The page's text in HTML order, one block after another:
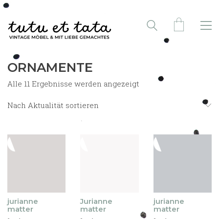
ORNAMENTE
Alle 11 Ergebnisse werden angezeigt
Nach Aktualität sortieren
jurianne
matter
Jurianne
matter
jurianne
matter